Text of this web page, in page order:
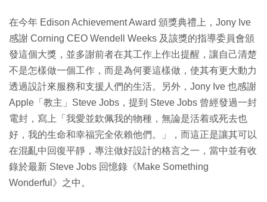
在今年 Edison Achievement Award 頒獎典禮上，Jony Ive
感謝 Corning CEO Wendell Weeks 及該獎的指導委員會頒
發這個大獎，並多謝前者在其工作上作出提醒，讓自己清楚
不是怎樣做一個工作，而是為何要這樣做，使其有更大動力
透過設計來服務和支援人們的生活。另外，Jony Ive 也感謝
Apple「教主」Steve Jobs，提到 Steve Jobs 曾經發過一封
電封，寫上「我愛並欽佩我的物種，無論是活着或死去也
好，我的生命和幸福完全依賴他們。」，而這正是讓其可以
在混亂中回復平靜，專注做好設計的格言之一，當中並有收
錄於最新 Steve Jobs 回憶錄《Make Something
Wonderful》之中。